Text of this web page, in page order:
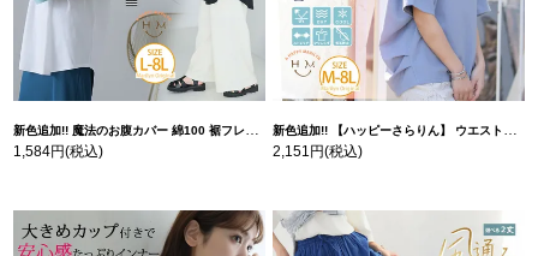
新色追加!! 魔法のお腹カバー 綿100 裾フレア Tシャツ | 大きいサイズの通販ならハッピーマリリン
1,584円(税込)
新色追加!! 【ハッピーさらりん】 ウエストタック入り スッキリ魅せ コクーントップス | 大きいサイズの通販ならハッピーマリリン
2,151円(税込)